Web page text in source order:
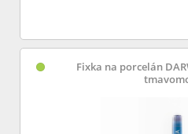
Fixka na porcelán